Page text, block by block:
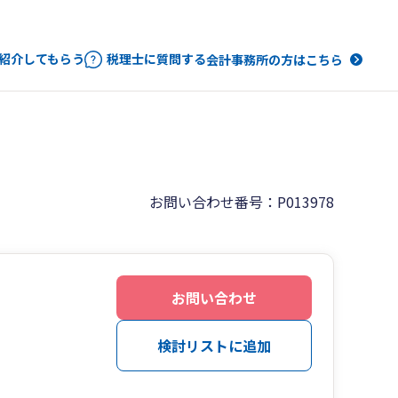
介してもらう 税理士に質問する会計事務所の方はこちら
お問い合わせ番号：P013978
お問い合わせ
検討リストに追加